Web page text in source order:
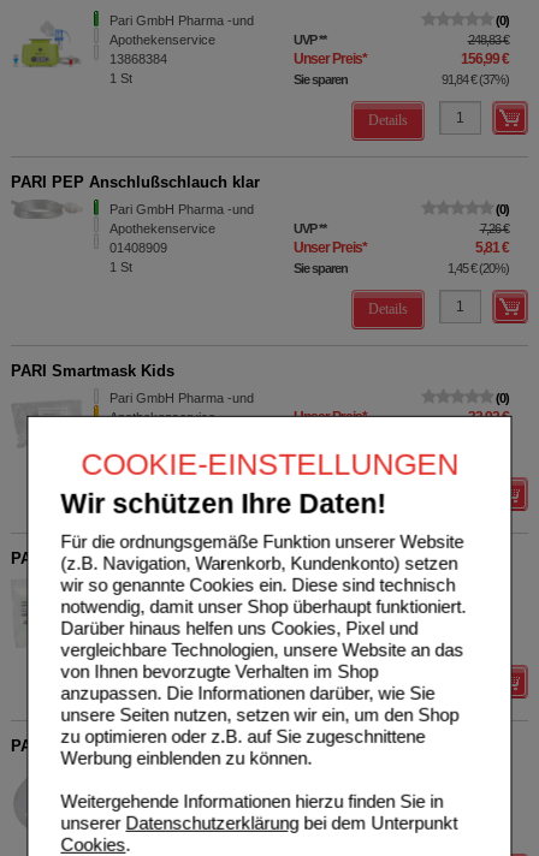
COOKIE-EINSTELLUNGEN
Wir schützen Ihre Daten!
Für die ordnungsgemäße Funktion unserer Website
(z.B. Navigation, Warenkorb, Kundenkonto) setzen
wir so genannte Cookies ein. Diese sind technisch
notwendig, damit unser Shop überhaupt funktioniert.
Darüber hinaus helfen uns Cookies, Pixel und
vergleichbare Technologien, unsere Website an das
von Ihnen bevorzugte Verhalten im Shop
anzupassen. Die Informationen darüber, wie Sie
unsere Seiten nutzen, setzen wir ein, um den Shop
zu optimieren oder z.B. auf Sie zugeschnittene
Werbung einblenden zu können.
Weitergehende Informationen hierzu finden Sie in
unserer Datenschutzerklärungbei dem Unterpunkt
Cookies.
Pari GmbH Pharma -und
Apothekenservice
13868384
1 St
0
UVP** 248,83 €
Unser Preis* 156,99 €
Sie sparen 91,84 €(37%)
Details
PARI PEP Anschlußschlauch klar
Pari GmbH Pharma -und
Apothekenservice
01408909
1 St
0
UVP** 7,26 €
Unser Preis* 5,81 €
Sie sparen 1,45 €(20%)
Details
PARI Smartmask Kids
Pari GmbH Pharma -und
Apothekenservice
1St
0
Unser Preis* 33,92 €
Details
PARI Einatemventil
Pari GmbH Pharma -und
Apothekenservice
04961630
1 St
Unser Preis*
Details
PARI Smartmask Baby
Pari GmbH Pharma -und
Apothekenservice
11180979
1 St Beutel
UVP
Unser Preis*
Sie sparen 6,45 €